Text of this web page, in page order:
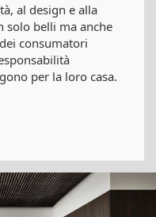
al design e alla
solo belli ma anche
consumatori
per la loro casa.